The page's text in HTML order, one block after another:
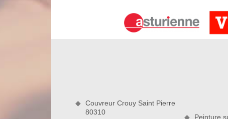
toiture sur toute la surface de votre revêtement.
Renforcez votre étanchéité toiture
minutieusement l’état de votre matériau de
Couvreur Crouy Saint Pierre
80310
Peinture